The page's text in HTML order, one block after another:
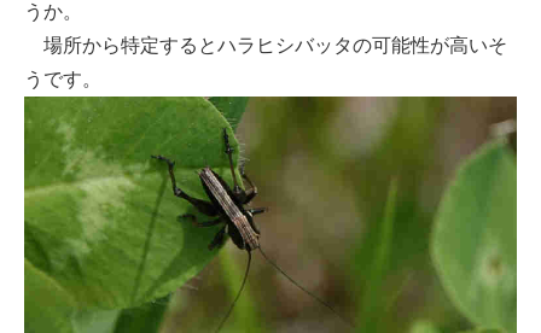
うか。
場所から特定するとハラヒシバッタの可能性が高いそ
うです。